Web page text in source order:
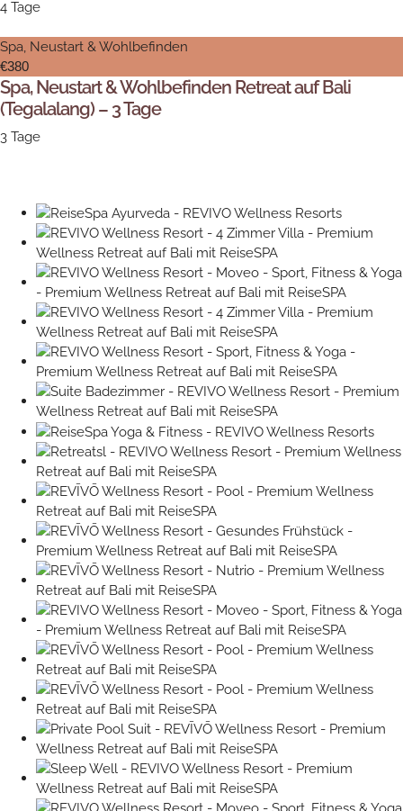
4 Tage
Spa, Neustart & Wohlbefinden
€380
Spa, Neustart & Wohlbefinden Retreat auf Bali
(Tegalalang) – 3 Tage
3 Tage